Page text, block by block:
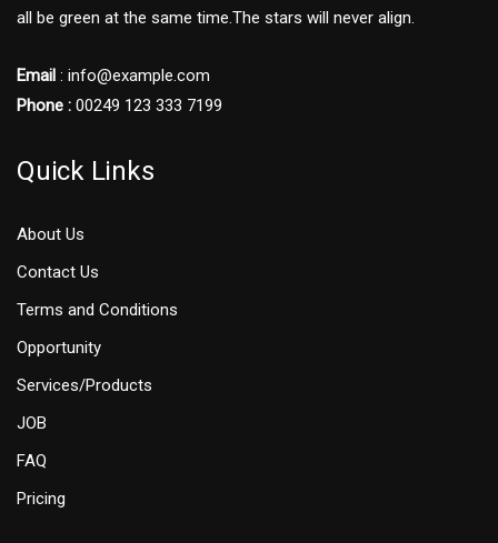
all be green at the same time.The stars will never align.
Email : info@example.com
Phone : 00249 123 333 7199
Quick Links
About Us
Contact Us
Terms and Conditions
Opportunity
Services/Products
JOB
FAQ
Pricing